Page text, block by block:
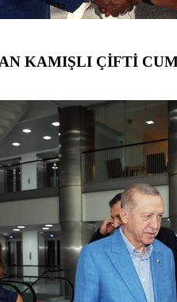
KAMIŞLI ÇİFTİ